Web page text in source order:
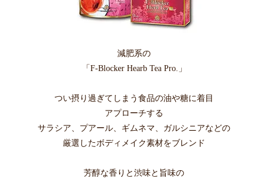
減肥系の
「F-Blocker Hearb Tea Pro.」
つい摂り過ぎてしまう食品の油や糖に着目
アプローチする
サラシア、プアール、ギムネマ、ガルシニアなどの
厳選したボディメイク素材をブレンド
芳醇な香りと渋味と旨味の